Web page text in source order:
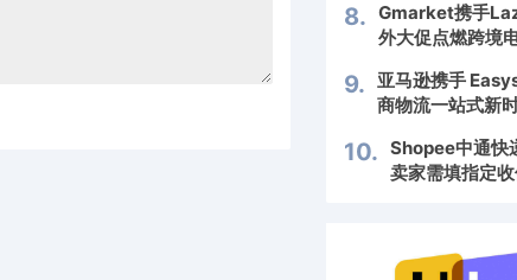
8. Gmarket携手
外大促点燃跨境
9. 亚马逊携手
商物流一站式新
10. Shopee中通快
卖家需填指定